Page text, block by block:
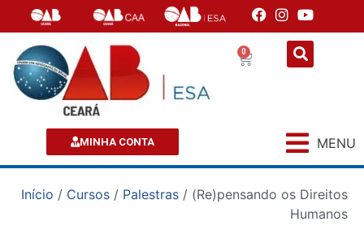
0
MINHA CONTA MENU
Início / Cursos / Palestras / (Re)pensando os Direitos
Humanos